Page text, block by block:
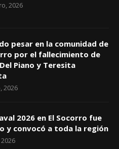
2026
pesar en la comunidad de
por el fallecimiento de
Piano y Teresita
2026
2026 en El Socorro fue
y convocó a toda la región